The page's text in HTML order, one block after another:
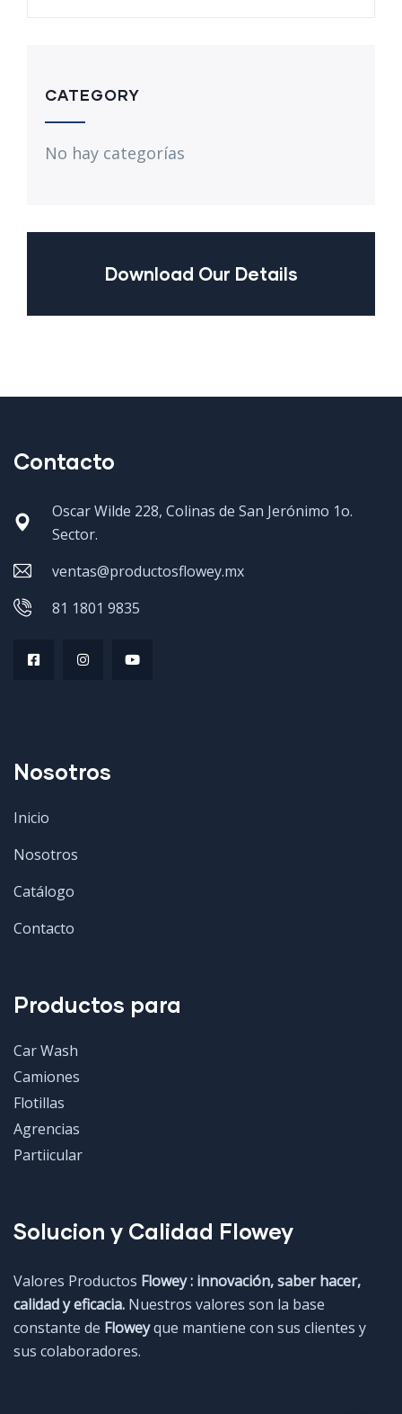
CATEGORY
No hay categorías
Download Our Details
Contacto
Oscar Wilde 228, Colinas de San Jerónimo 1o.
Sector.
ventas@productosflowey.mx
81 1801 9835
Nosotros
Inicio
Nosotros
Catálogo
Contacto
Productos para
Car Wash
Camiones
Flotillas
Agrencias
Partiicular
Solucion y Calidad Flowey
Valores Productos Flowey : innovación, saber hacer,
calidad y eficacia. Nuestros valores son la base
constante de Floweyque mantiene con sus clientes y
sus colaboradores.